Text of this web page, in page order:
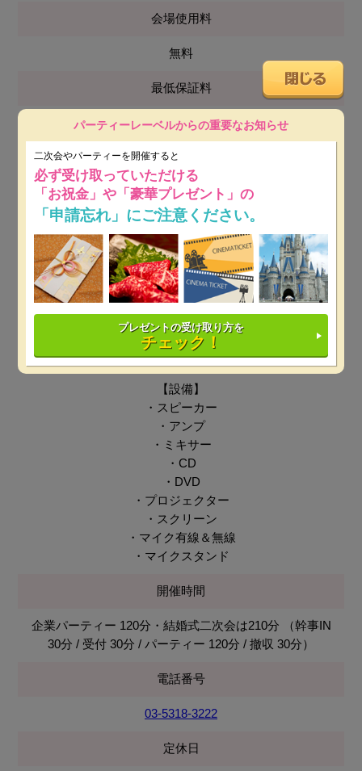
会場使用料
無料
最低保証料
平日：30万円～※ 開催日時によっては保証料が変動しま
す。
土日祝：30万円～※ 開催日時によっては保証料が変動し
ます。
プロジェクター&スクリーン,テラス,音響設備,天井
高,LIVE可能,駅近
その他
※プロジェクター&スクリーン使用料 1万円（税抜）
【設備】
・スピーカー
・アンプ
・ミキサー
・CD
・DVD
・プロジェクター
・スクリーン
・マイク有線＆無線
・マイクスタンド
開催時間
企業パーティー 120分・結婚式二次会は210分 （幹事IN
30分 / 受付 30分 / パーティー 120分 / 撤収 30分）
電話番号
03-5318-3222
定休日
パーティーレーベルからの重要なお知らせ
二次会やパーティーを開催すると
必ず受け取っていただける
「お祝金」や「豪華プレゼント」の
「申請忘れ」にご注意ください。
プレゼントの受け取り方を
チェック！